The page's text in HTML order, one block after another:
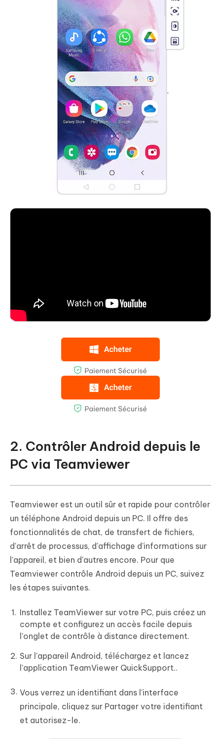
2. Contrôler Android depuis le
PC via Teamviewer
Teamviewer est un outil sûr et rapide pour contrôler
un téléphone Android depuis un PC. Il offre des
fonctionnalités de chat, de transfert de fichiers,
d'arrêt de processus, d'affichage d'informations sur
l'appareil, et bien d'autres encore. Pour que
Teamviewer contrôle Android depuis un PC, suivez
les étapes suivantes.
Installez TeamViewer sur votre PC, puis créez un
compte et configurez un accès facile depuis
l'onglet de contrôle à distance directement.
Sur l'appareil Android, téléchargez et lancez
l'application TeamViewer QuickSupport..
Vous verrez un identifiant dans l'interface
principale, cliquez sur Partager votre identifiant
et autorisez-le.